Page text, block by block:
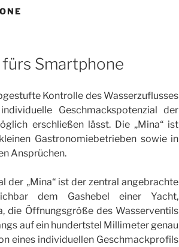
Smartphone
Kontrolle des Wasserzuflusses
Geschmackspotenzial der
erschließen lässt. Die „Mina“ ist
Gastronomiebetrieben sowie in
Ansprüchen.
der „Mina“ ist der zentral angebrachte
dem Gashebel einer Yacht,
die Öffnungsgröße des Wasserventils
auf ein hundertstel Millimeter genau
eines individuellen Geschmackprofils